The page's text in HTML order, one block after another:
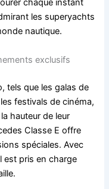
chaque instant
les superyachts
nautique.
exclusifs
tels que les galas de
festivals de cinéma,
hauteur de leur
Classe E offre
spéciales. Avec
est pris en charge